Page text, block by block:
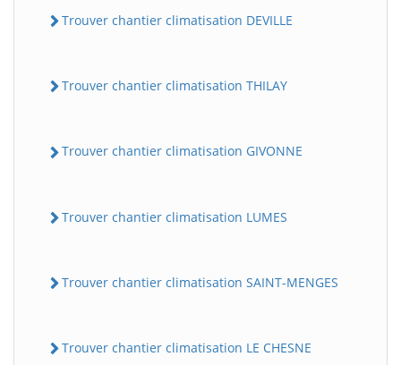
Trouver chantier climatisation DEVILLE
Trouver chantier climatisation THILAY
Trouver chantier climatisation GIVONNE
Trouver chantier climatisation LUMES
Trouver chantier climatisation SAINT-MENGES
Trouver chantier climatisation LE CHESNE